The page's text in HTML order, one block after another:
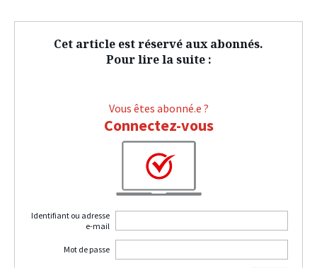
Cet article est réservé aux abonnés.
Pour lire la suite :
Vous êtes abonné.e ?
Connectez-vous
Identifiant ou adresse
e-mail
Mot de passe